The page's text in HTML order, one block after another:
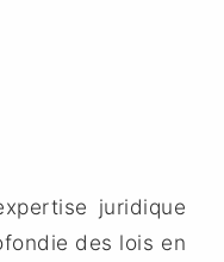
juridique
des lois en